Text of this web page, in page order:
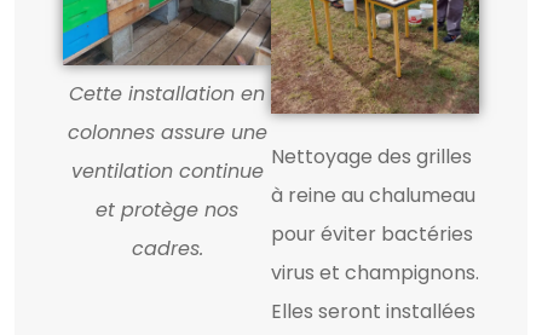
Cette installation en
colonnes assure une
ventilation continue
et protège nos
cadres.
Nettoyage des grilles
à reine au chalumeau
pour éviter bactéries
virus et champignons.
Elles seront installées